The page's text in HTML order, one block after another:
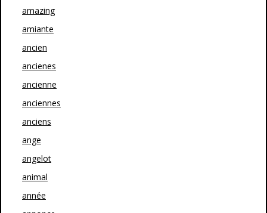
amazing
amiante
ancien
ancienes
ancienne
anciennes
anciens
ange
angelot
animal
année